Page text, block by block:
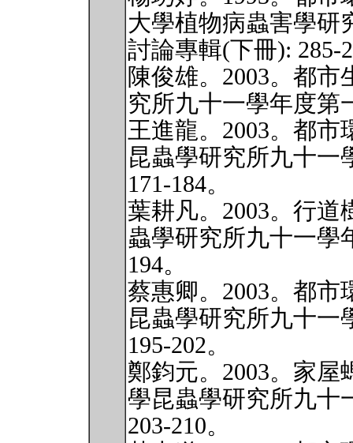
大學植物病蟲害學研
討論專輯(下冊): 285-
陳俊雄。2003。都
究所九十一學年度第
王進龍。2003。都
昆蟲學研究所九十一
171-184。
葉耕凡。2003。行
蟲學研究所九十一學
194。
蔡惠卿。2003。都
昆蟲學研究所九十一
195-202。
鄭鈞元。2003。家
學昆蟲學研究所九十
203-210。